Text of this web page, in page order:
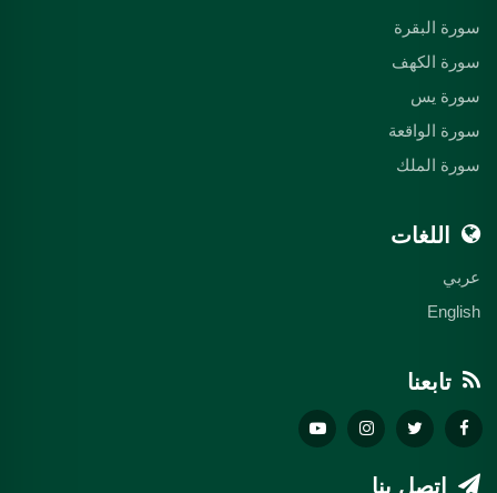
سورة البقرة
سورة الكهف
سورة يس
سورة الواقعة
سورة الملك
اللغات
عربي
English
تابعنا
اتصل بنا